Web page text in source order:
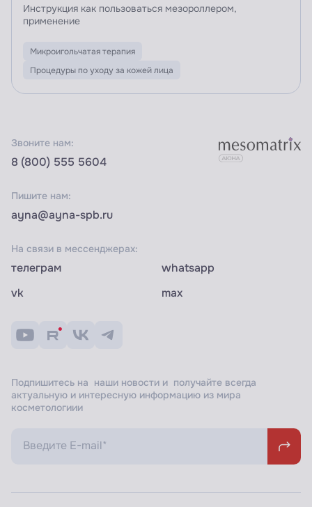
Инструкция как пользоваться мезороллером,
применение
Микроигольчатая терапия
Процедуры по уходу за кожей лица
Звоните нам:
8 (800) 555 5604
Пишите нам:
ayna@ayna-spb.ru
На связи в мессенджерах:
телеграм
whatsapp
vk
max
Подпишитесь на наши новости и получайте всегда
актуальную и интересную информацию из мира
косметологиии